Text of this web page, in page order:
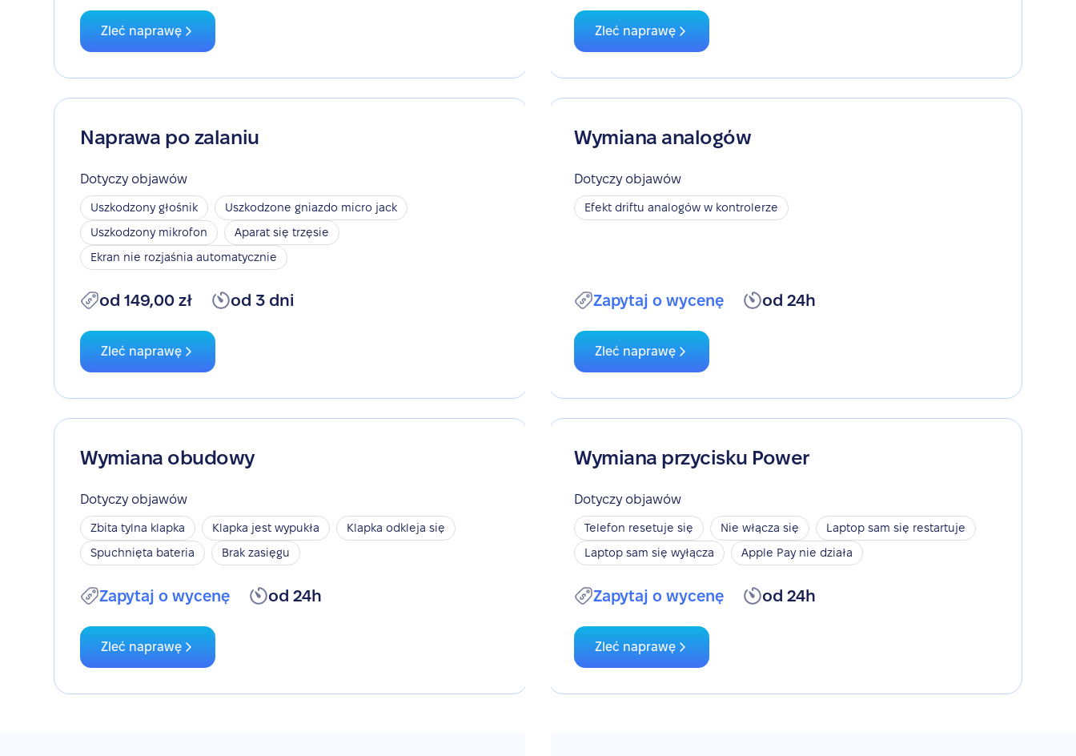
Zleć naprawę Zleć naprawę
Naprawa po zalaniu
Dotyczy objawów
Uszkodzony głośnik
Uszkodzone gniazdo micro jack
Uszkodzony mikrofon
Aparat się trzęsie
Ekran nie rozjaśnia automatycznie
od 149,00 zł od 3 dni
Zleć naprawę
Wymiana analogów
Dotyczy objawów
Efekt driftu analogów w kontrolerze
Zapytaj o wycenę od 24h
Zleć naprawę
Wymiana obudowy
Dotyczy objawów
Zbita tylna klapka Klapka jest wypukła
Klapka odkleja się
Spuchnięta bateria
Brak zasięgu
Zapytaj o wycenę od 24h
Zleć naprawę
Wymiana przycisku Power
Dotyczy objawów
Telefon resetuje się Nie włącza się
Laptop sam się restartuje
Laptop sam się wyłącza
Apple Pay nie działa
Zapytaj o wycenę od 24h
Zleć naprawę